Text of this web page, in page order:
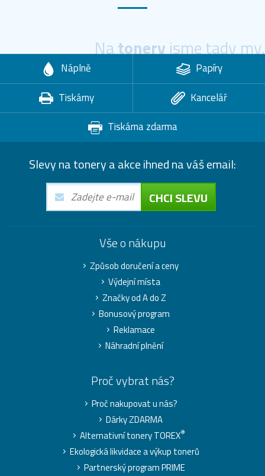
Natoneryjsme tady my.
Náplně
Papíry
Tiskárny
Kancelář
Tiskárna zdarma
Slevy na tonery a akce ihned na váš email:
CHCI SLEVU
Vše o nákupu
Způsob doručení a ceny
Výdejní místa
Značky od A do Z
Bonusový program
Reklamace
Náhradní plnění
Proč vybrat nás?
Proč nakupovat u nás?
Dárky ZDARMA
Alternativní tonery TOREX®
Ekologická likvidace a výkup tonerů
Partnerský program PRIME